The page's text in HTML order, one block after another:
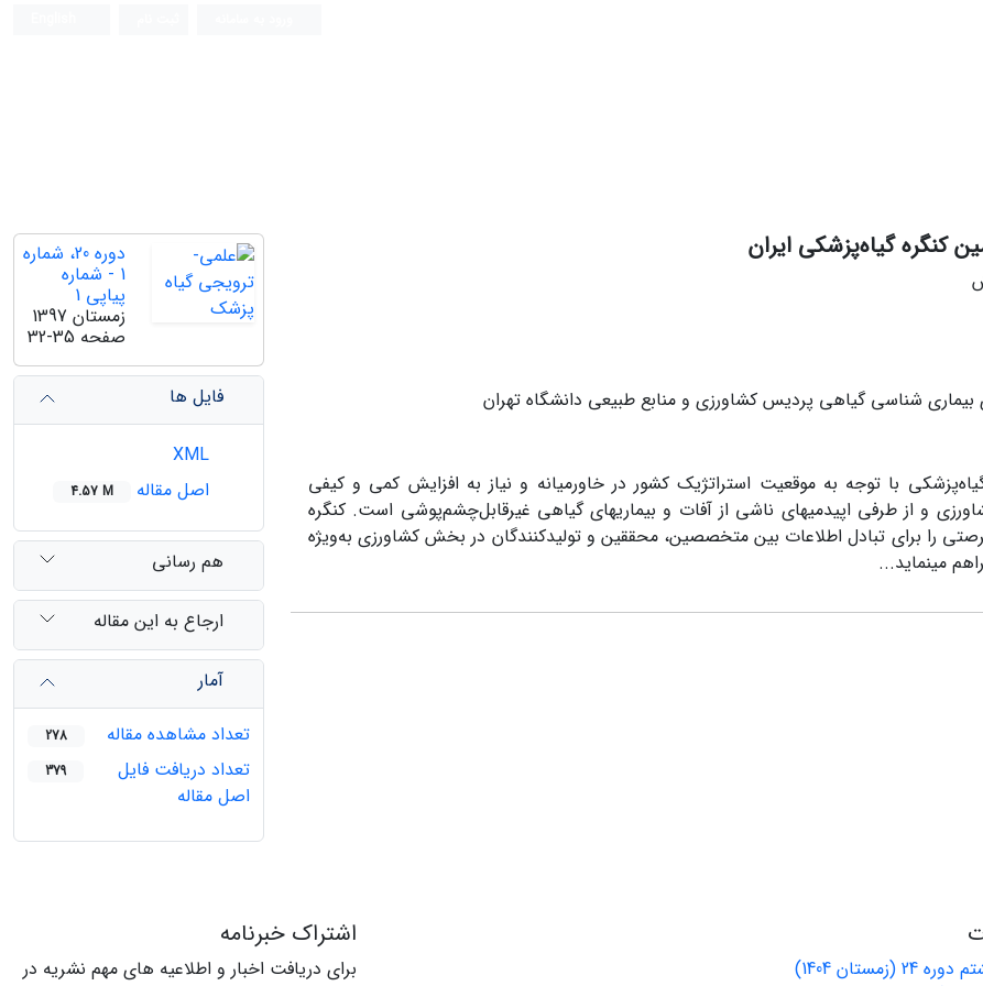
کنگره گیاه‌پزشکی ایران
شناسی گیاهی پردیس کشاورزی و منابع طبیعی دانشگاه تهران
با توجه به موقعیت استراتژیک کشور در خاورمیانه و نیاز به افزایش کمی و کیفی
و از طرفی اپیدمی­های ناشی از آفات و بیماری­های گیاهی غیرقابل‌چشم‌پوشی است. کنگره
را برای تبادل اطلاعات بین متخصصین، محققین و تولیدکنندگان در بخش کشاورزی به‌ویژه
می­نماید...
دوره 20، شماره
1 - شماره
پیاپی 1
زمستان 1397
صفحه 32-35
فایل ها
اصل مقاله
4.57 M
هم رسانی
ارجاع به این مقاله
آمار
تعداد مشاهده مقاله
278
تعداد دریافت فایل
اصل مقاله
379
انتشار شماره هشتم دوره 24 (زمستان 1404)
اشتراک خبرنامه
برای دریافت اخبار و اطلاعیه های مهم نشریه در